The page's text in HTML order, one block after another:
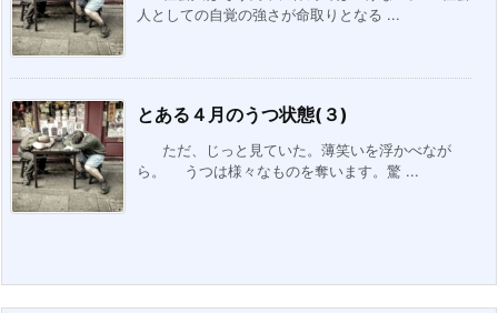
人としての自覚の強さが命取りとなる ...
とある４月のうつ状態(３)
ただ、じっと見ていた。薄笑いを浮かべなが
ら。 うつは様々なものを奪います。驚 ...